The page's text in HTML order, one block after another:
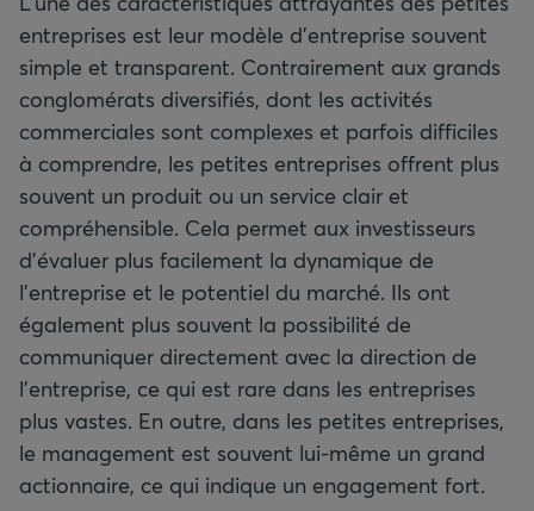
entreprises est leur modèle d’entreprise souvent
simple et transparent. Contrairement aux grands
conglomérats diversifiés, dont les activités
commerciales sont complexes et parfois difficiles
à comprendre, les petites entreprises offrent plus
souvent un produit ou un service clair et
compréhensible. Cela permet aux investisseurs
d’évaluer plus facilement la dynamique de
l’entreprise et le potentiel du marché. Ils ont
également plus souvent la possibilité de
communiquer directement avec la direction de
l’entreprise, ce qui est rare dans les entreprises
plus vastes. En outre, dans les petites entreprises,
le management est souvent lui-même un grand
actionnaire, ce qui indique un engagement fort.